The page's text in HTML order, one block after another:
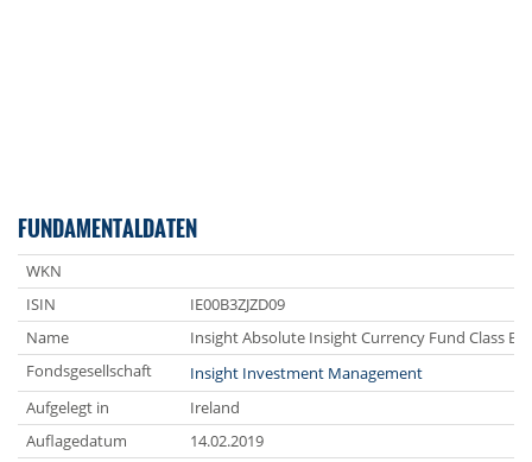
FUNDAMENTALDATEN
WKN
ISIN
IE00B3ZJZD09
Name
Insight Absolute Insight Currency Fund Class
Fondsgesellschaft
Insight Investment Management
Aufgelegt in
Ireland
Auflagedatum
14.02.2019